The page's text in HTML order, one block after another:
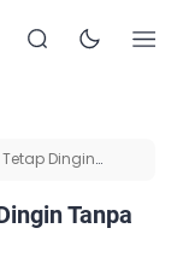
Dingin
Tanpa